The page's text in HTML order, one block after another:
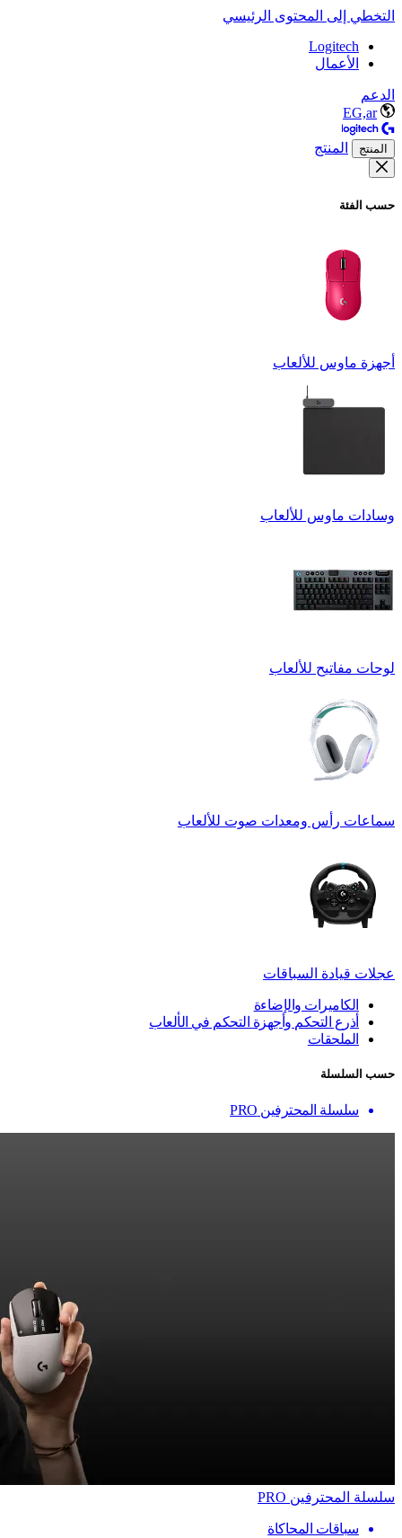
التخطي إلى المحتوى الرئيسي
Logitech
الأعمال
الدعم
EG,ar
المنتج المنتج
حسب الفئة
أجهزة ماوس للألعاب
وسادات ماوس للألعاب
لوحات مفاتيح للألعاب
سماعات رأس ومعدات صوت للألعاب
عجلات قيادة السباقات
الكاميرات والإضاءة
أذرع التحكم وأجهزة التحكم في الألعاب
الملحقات
حسب السلسلة
سلسلة المحترفين PRO
سلسلة المحترفين PRO
سباقات المحاكاة